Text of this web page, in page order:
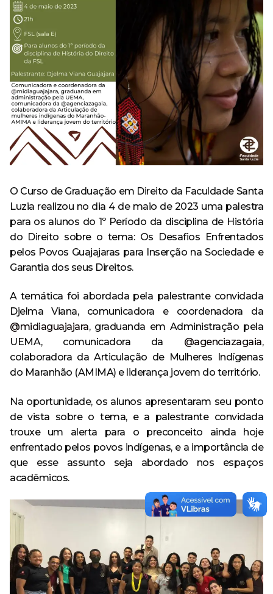
Política de Privacidade
Monitoria
Calendário Acadêmico
Acervo
Revistas e Periódicos
Estrutura física
Repositório Institucional
Serviços oferecidos
Ouvidoria
Outras ferramentas de pesquisa
Minha Biblioteca
Pesquisa
Revista Risa
CPA
Ouvidoria
Trabalhe Conosco
Acompanhamento dos Egressos
Escola Técnica
Anatomia Humana Online
Curso de Especialização
Curso de Extensão
Destaque
Egressos
Ensino
Evento
Extensão
AVA – Moodle
Tecnologia em Processos Gerenciais – Tecnólogo
O Curso de Graduação em Direito da Faculdade Santa
Luzia realizou no dia 4 de maio de 2023 uma palestra
para os alunos do 1º Período da disciplina de História
do Direito sobre o tema: Os Desafios Enfrentados
pelos Povos Guajajaras para Inserção na Sociedade e
Garantia dos seus Direitos.
A temática foi abordada pela palestrante convidada
Djelma Viana, comunicadora e coordenadora da
@midiaguajajara, graduanda em Administração pela
UEMA, comunicadora da @agenciazagaia,
colaboradora da Articulação de Mulheres Indígenas
do Maranhão (AMIMA) e liderança jovem do território.
Na oportunidade, os alunos apresentaram seu ponto
de vista sobre o tema, e a palestrante convidada
trouxe um alerta para o preconceito ainda hoje
enfrentado pelos povos indígenas, e a importância de
que esse assunto seja abordado nos espaços
acadêmicos.